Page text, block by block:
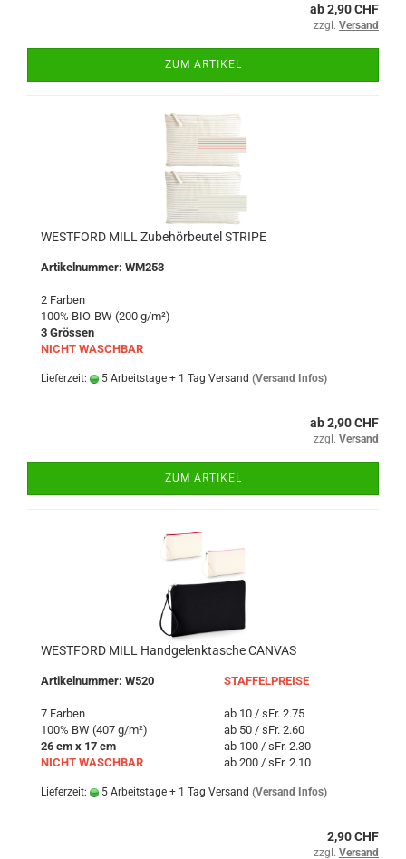
ab 2,90 CHF
zzgl. Versand
ZUM ARTIKEL
WESTFORD MILL Zubehörbeutel STRIPE
Artikelnummer: WM253
2 Farben
100% BIO-BW (200 g/m²)
3 Grössen
NICHT WASCHBAR
Lieferzeit: 5 Arbeitstage + 1 Tag Versand (Versand Infos)
ab 2,90 CHF
zzgl. Versand
ZUM ARTIKEL
WESTFORD MILL Handgelenktasche CANVAS
Artikelnummer: W520 STAFFELPREISE
7 Farben
ab 10 / sFr. 2.75
100% BW (407 g/m²)
ab 50 / sFr. 2.60
26 cm x 17 cm
ab 100 / sFr. 2.30
NICHT WASCHBAR
ab 200 / sFr. 2.10
Lieferzeit: 5 Arbeitstage + 1 Tag Versand (Versand Infos)
2,90 CHF
zzgl. Versand